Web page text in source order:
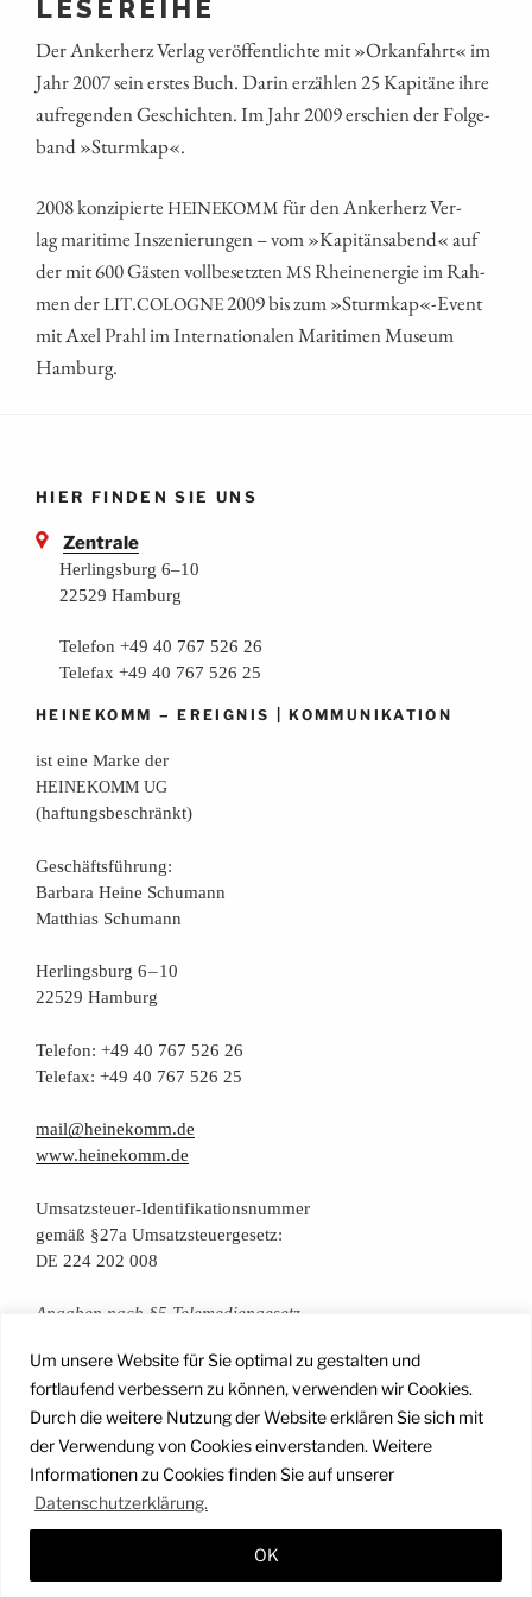
Um unsere Website für Sie optimal zu gestalten und
fortlaufend verbessern zu können, verwenden wir Cookies.
Durch die weitere Nutzung der Website erklären Sie sich mit
der Verwendung von Cookies einverstanden. Weitere
Informationen zu Cookies finden Sie auf unserer
Datenschutzerklärung.
OK
LESEREIHE
Der Anker­herz Ver­lag ver­öf­fent­lich­te mit »Orkan­fahrt« im
Jahr 2007 sein ers­tes Buch. Dar­in erzäh­len 25 Kapi­tä­ne ihre
auf­re­gen­den Geschich­ten. Im Jahr 2009 erschien der Fol­ge­
band »Sturm­kap«.
2008 kon­zi­pier­te HEINEKOMM für den Anker­herz Ver­
lag mari­ti­me Insze­nie­run­gen – vom »Kapi­täns­abend« auf
der mit 600 Gäs­ten voll­be­setz­tenMSRhein­ener­gie im Rah­
men derLIT.COLOGNE2009 bis zum »Sturmkap«-Event
mit Axel Prahl im Inter­na­tio­na­len Mari­ti­men Muse­um
Hamburg.
HIER FINDEN SIE UNS
Zentrale
Herlingsburg 6–10
22529 Hamburg
Telefon +49 40 767 526 26
Telefax +49 40 767 526 25
HEINEKOMM –EREIGNIS |KOMMUNIKATION
ist eine Mar­ke der
HEINEKOMM UG
(haf­tungs­be­schränkt)
Geschäfts­füh­rung:
Bar­ba­ra Hei­ne Schumann
Mat­thi­as Schumann
Her­lings­burg 6 – 10
22529 Hamburg
Tele­fon: +49 40 767 526 26
Tele­fax: +49 40 767 526 25
mail@heinekomm.de
www.heinekomm.de
Umsatz­steu­er-Iden­ti­fi­ka­ti­ons­num­mer
gemäß §27a Umsatzsteuergesetz:
DE 224 202 008
Anga­ben nach §5 Telemediengesetz
Daten­schutz­er­klä­rung
FacebookInstagramYouTubeMail